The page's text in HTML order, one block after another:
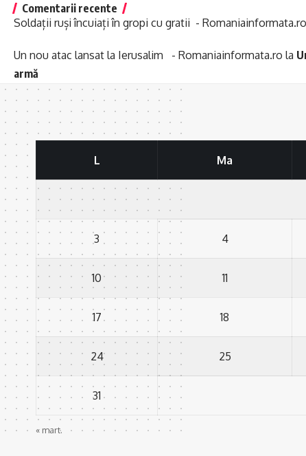
Comentarii recente
Soldații ruși încuiați în gropi cu gratii - Romaniainformata.ro
Un nou atac lansat la Ierusalim - Romaniainformata.ro la
armă
L Ma
3 4
10 11
17 18
24 25
31
« mart.